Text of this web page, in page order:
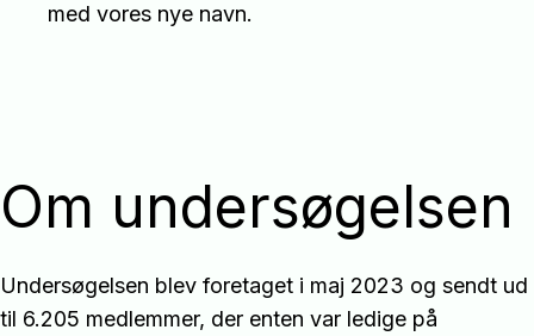
med vores nye navn.
Om undersøgelsen
Undersøgelsen blev foretaget i maj 2023 og sendt ud
til 6.205 medlemmer, der enten var ledige på